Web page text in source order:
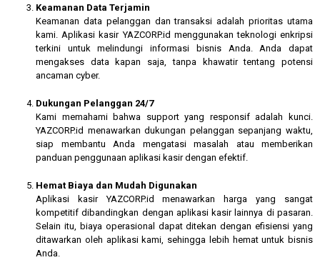
Keamanan Data Terjamin
Keamanan data pelanggan dan transaksi adalah prioritas utama
kami. Aplikasi kasir YAZCORP.id menggunakan teknologi enkripsi
terkini untuk melindungi informasi bisnis Anda. Anda dapat
mengakses data kapan saja, tanpa khawatir tentang potensi
ancaman cyber.
Dukungan Pelanggan 24/7
Kami memahami bahwa support yang responsif adalah kunci.
YAZCORP.id menawarkan dukungan pelanggan sepanjang waktu,
siap membantu Anda mengatasi masalah atau memberikan
panduan penggunaan aplikasi kasir dengan efektif.
Hemat Biaya dan Mudah Digunakan
Aplikasi kasir YAZCORP.id menawarkan harga yang sangat
kompetitif dibandingkan dengan aplikasi kasir lainnya di pasaran.
Selain itu, biaya operasional dapat ditekan dengan efisiensi yang
ditawarkan oleh aplikasi kami, sehingga lebih hemat untuk bisnis
Anda.